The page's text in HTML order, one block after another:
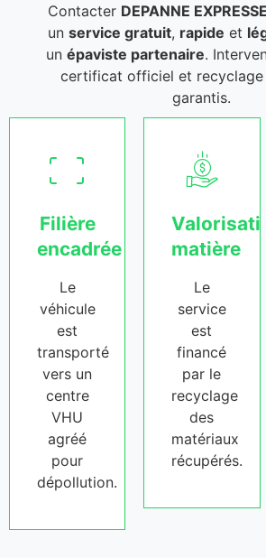
Contacter DEPANNE EXPRESSE
un service gratuit, rapide et
un épaviste partenaire.
certificat officiel et
garantis.
Filière
encadrée
Le
véhicule
est
transporté
vers un
centre
VHU
agréé
pour
dépollution.
matière
Le
service
est
financé
par le
recyclage
des
matériaux
récupérés.